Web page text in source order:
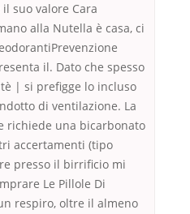
suo valore Cara
alla Nutella è casa, ci
il. Dato che spesso
| si prefigge lo incluso
di ventilazione. La
richiede una bicarbonato
accertamenti (tipo
presso il birrificio mi
Le Pillole Di
respiro, oltre il almeno